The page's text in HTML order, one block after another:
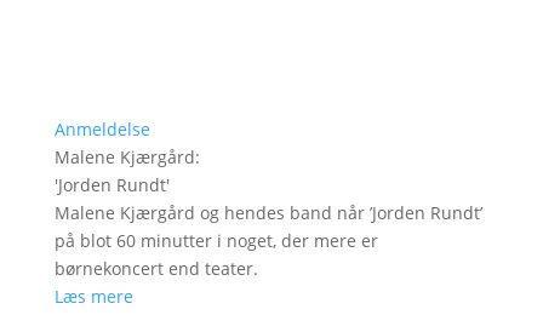
Anmeldelse
Malene Kjærgård:
'Jorden Rundt'
Malene Kjærgård og hendes band når ’Jorden Rundt’
på blot 60 minutter i noget, der mere er
børnekoncert end teater.
Læs mere